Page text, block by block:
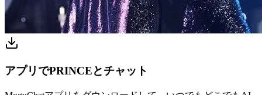
アプリでPRINCEとチャット